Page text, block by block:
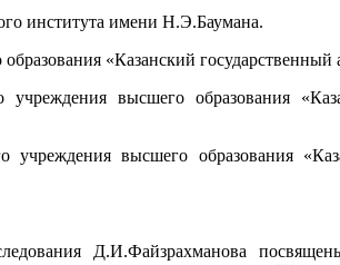
института имени Н.Э.Баумана.
«Казанский
высшего образования
учреждения высшего образования
Д.И.Файзрахманова